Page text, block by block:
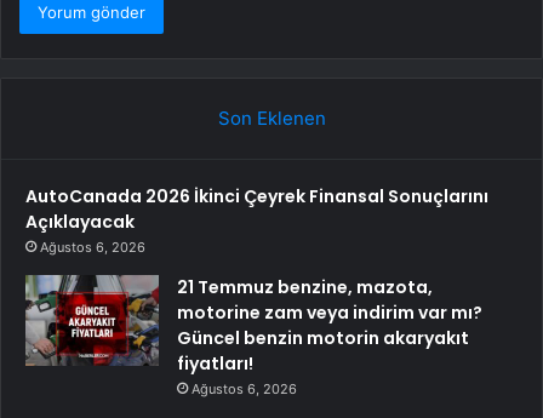
Son Eklenen
AutoCanada 2026 İkinci Çeyrek Finansal Sonuçlarını
Açıklayacak
Ağustos 6, 2026
21 Temmuz benzine, mazota,
motorine zam veya indirim var mı?
Güncel benzin motorin akaryakıt
fiyatları!
Ağustos 6, 2026